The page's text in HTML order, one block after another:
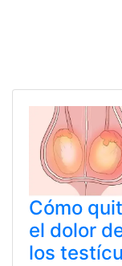
Cómo
el dolor
los